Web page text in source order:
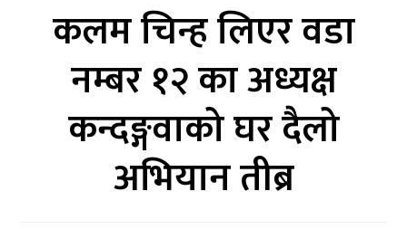
अन्तर्राष्ट्रिय
वाणिज्य
कलम चिन्ह लिएर वडा
नम्बर १२ का अध्यक्ष
कन्दङ्गवाको घर दैलो
अभियान तीब्र